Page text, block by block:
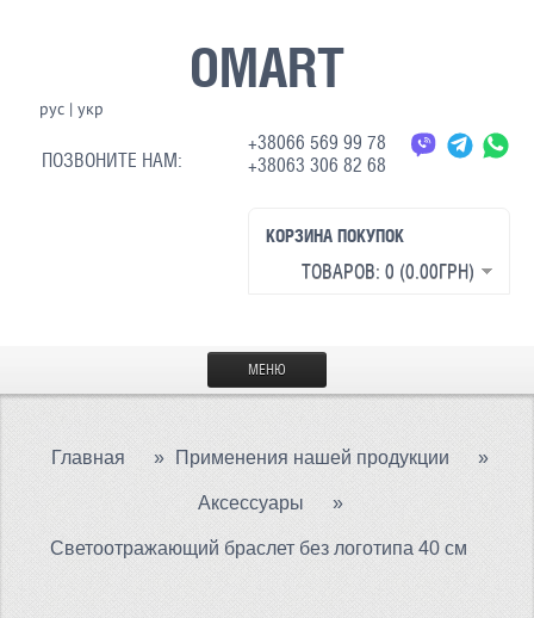
OMART
рус| укр
ПОЗВОНИТЕ НАМ:
+38066 569 99 78
+38063 306 82 68
КОРЗИНА ПОКУПОК
ТОВАРОВ: 0 (0.00ГРН)
МЕНЮ
МАТЕРИАЛЫ
СВЕТООТРАЖАЮЩАЯ ТКАНЬ
ТЕРМОХРОМНАЯ ТКАНЬ
Главная » Применения нашей продукции »
Аксессуары »
Светоотражающий браслет без логотипа 40 см